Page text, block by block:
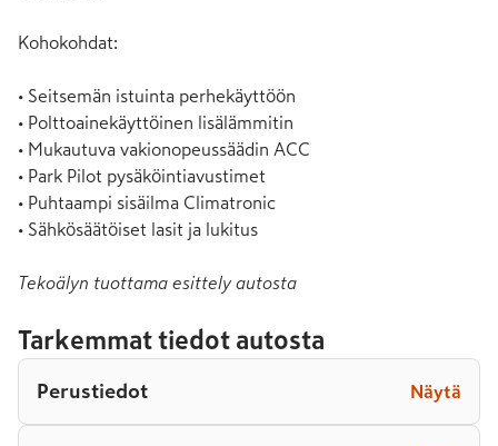
Kohokohdat:
• Seitsemän istuinta perhekäyttöön
• Polttoainekäyttöinen lisälämmitin
• Mukautuva vakionopeussäädin ACC
• Park Pilot pysäköintiavustimet
• Puhtaampi sisäilma Climatronic
• Sähkösäätöiset lasit ja lukitus
Tekoälyn tuottama esittely autosta
Tarkemmat tiedot autosta
Perustiedot Näytä